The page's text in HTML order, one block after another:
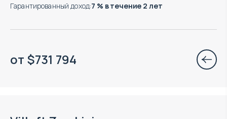
Гарантированный доход:7 % в течение 2 лет
от $731 794